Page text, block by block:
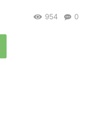
0
954